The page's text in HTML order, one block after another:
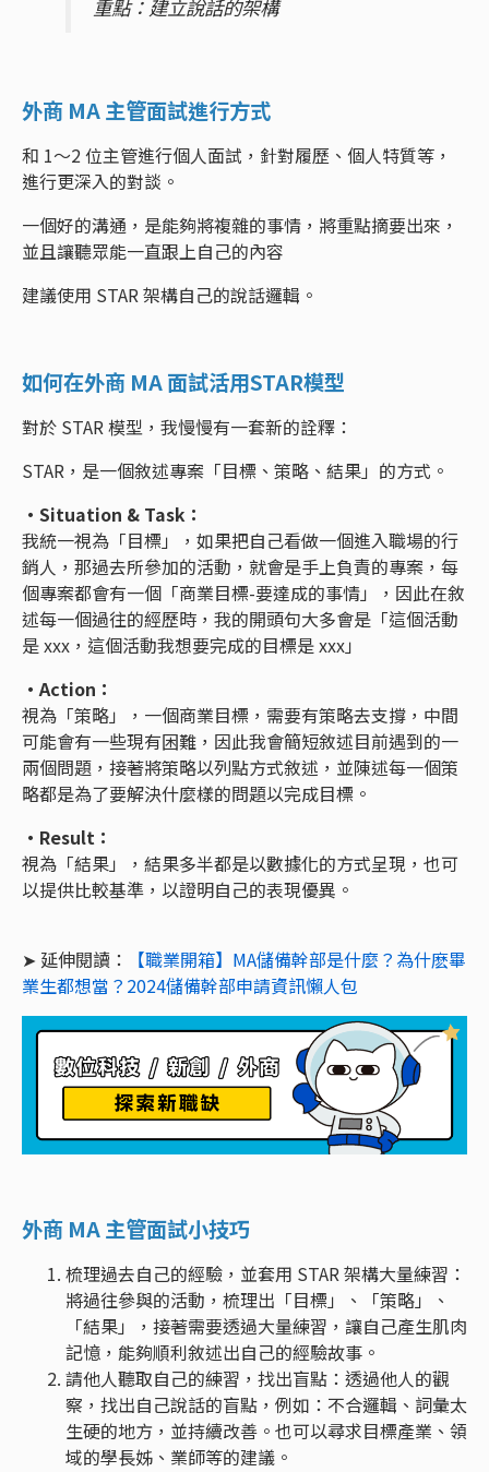
重點：建立說話的架構
外商 MA 主管面試進行方式
和 1～2 位主管進行個人面試，針對履歷、個人特質等，
進行更深入的對談。
一個好的溝通，是能夠將複雜的事情，將重點摘要出來，
並且讓聽眾能一直跟上自己的內容
建議使用 STAR 架構自己的說話邏輯。
如何在外商 MA 面試活用STAR模型
對於 STAR 模型，我慢慢有一套新的詮釋：
STAR，是一個敘述專案「目標、策略、結果」的方式。
・Situation & Task：
我統一視為「目標」，如果把自己看做一個進入職場的行
銷人，那過去所參加的活動，就會是手上負責的專案，每
個專案都會有一個「商業目標-要達成的事情」，因此在敘
述每一個過往的經歷時，我的開頭句大多會是「這個活動
是 xxx，這個活動我想要完成的目標是 xxx」
・Action：
視為「策略」，一個商業目標，需要有策略去支撐，中間
可能會有一些現有困難，因此我會簡短敘述目前遇到的一
兩個問題，接著將策略以列點方式敘述，並陳述每一個策
略都是為了要解決什麼樣的問題以完成目標。
・Result：
視為「結果」，結果多半都是以數據化的方式呈現，也可
以提供比較基準，以證明自己的表現優異。
➤ 延伸閱讀：
【職業開箱】MA儲備幹部是什麼？為什麽畢
業生都想當？2024儲備幹部申請資訊懶人包
外商 MA 主管面試小技巧
梳理過去自己的經驗，並套用 STAR 架構大量練習：
將過往參與的活動，梳理出「目標」、「策略」、
「結果」，接著需要透過大量練習，讓自己產生肌肉
記憶，能夠順利敘述出自己的經驗故事。
請他人聽取自己的練習，找出盲點：透過他人的觀
察，找出自己說話的盲點，例如：不合邏輯、詞彙太
生硬的地方，並持續改善。也可以尋求目標產業、領
域的學長姊、業師等的建議。